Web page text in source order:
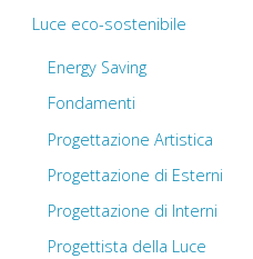
Luce eco-sostenibile
Energy Saving
Fondamenti
Progettazione Artistica
Progettazione di Esterni
Progettazione di Interni
Progettista della Luce